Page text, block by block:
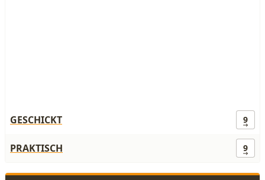
GESCHICKT 9
PRAKTISCH 9